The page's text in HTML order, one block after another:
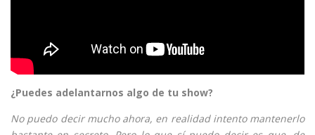
¿Puedes adelantarnos algo de tu show?
No puedo decir mucho ahora, en realidad intento mantenerlo